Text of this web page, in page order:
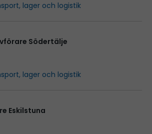
lager och logistik
Södertälje
lager och logistik
Eskilstuna